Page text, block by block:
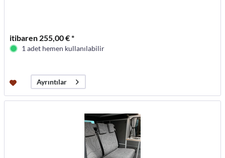
itibaren 255,00 € *
1 adet hemen kullanılabilir
Ayrıntılar